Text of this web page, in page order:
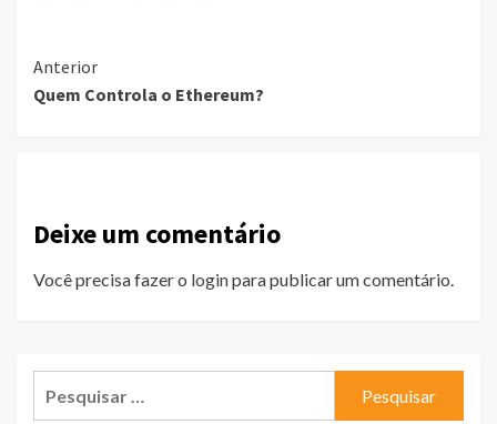
Continue
Reading
Anterior
Quem Controla o Ethereum?
Deixe um comentário
Você precisa fazer o loginpara publicar um comentário.